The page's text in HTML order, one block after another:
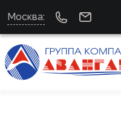
Москва: